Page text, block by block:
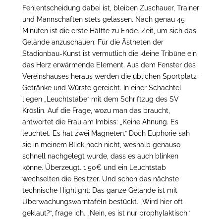
Fehlentscheidung dabei ist, bleiben Zuschauer, Trainer
und Mannschaften stets gelassen. Nach genau 45
Minuten ist die erste Hälfte zu Ende. Zeit, um sich das
Gelände anzuschauen. Für die Ästheten der
Stadionbau-Kunst ist vermutlich die kleine Tribüne ein
das Herz erwärmende Element. Aus dem Fenster des
Vereinshauses heraus werden die üblichen Sportplatz-
Getränke und Würste gereicht. In einer Schachtel
liegen „Leuchtstäbe“ mit dem Schriftzug des SV
Kröslin. Auf die Frage, wozu man das braucht,
antwortet die Frau am Imbiss: „Keine Ahnung. Es
leuchtet. Es hat zwei Magneten.“ Doch Euphorie sah
sie in meinem Blick noch nicht, weshalb genauso
schnell nachgelegt wurde, dass es auch blinken
könne. Überzeugt. 1,50€ und ein Leuchtstab
wechselten die Besitzer. Und schon das nächste
technische Highlight: Das ganze Gelände ist mit
Überwachungswarntafeln bestückt. „Wird hier oft
geklaut?“, frage ich. „Nein, es ist nur prophylaktisch.“